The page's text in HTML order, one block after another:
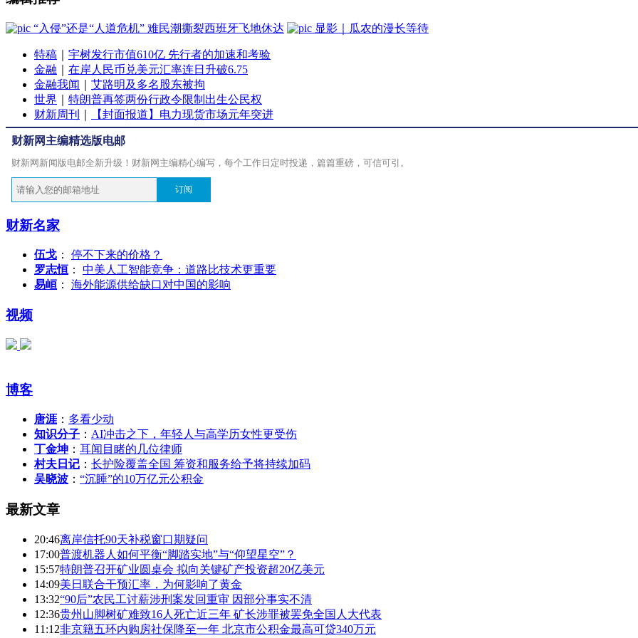
“入侵”还是“人道危机” 难民潮撕裂西班牙飞地休达 显影｜瓜农的漫长等待
特稿
宇树发行市值610亿 先行者的加速和考验
金融
在岸人民币兑美元汇率连日升破6.75
金融我闻
艾路明及多名股东被拘
世界
特朗普再签两份行政令限制出生公民权
财新周刊
【封面报道】电力现货市场元年突进
财新网主编精选版电邮
财新网新闻版电邮全新升级！财新网主编精心编写，每个工作日定时投递，篇篇重磅，可信可引。
订阅
财新名家
伍戈 ： 停不下来的价格？
罗志恒 ： 中美人工智能竞争：道路比技术更重要
易峘 ： 海外能源供给缺口对中国的影响
视频
博客
唐涯 ： 多看少动
知识分子 ： AI冲击之下，年轻人与高学历女性更受伤
丁金坤 ： 耳闻目睹的几位律师
村夫日记 ： 长护险覆盖全国 筹资和服务给予将持续加码
吴晓波 ： “沉睡”的10万亿元公积金
最新文章
20:46离岸信托90天补税窗口期疑问
17:00普渡机器人如何平衡“脚踏实地”与“仰望星空”？
15:57特朗普召开矿业圆桌会 拟向关键矿产投资超20亿美元
14:09美日联合干预汇率，为何影响了黄金
13:32“90后”农民工讨薪涉刑案发回重审 因部分事实不清
12:36贵州山脚树矿难致16人死亡近三年 矿长涉罪被罢免全国人大代表
11:12非京籍五环内购房社保降至一年 北京市公积金最高可贷340万元